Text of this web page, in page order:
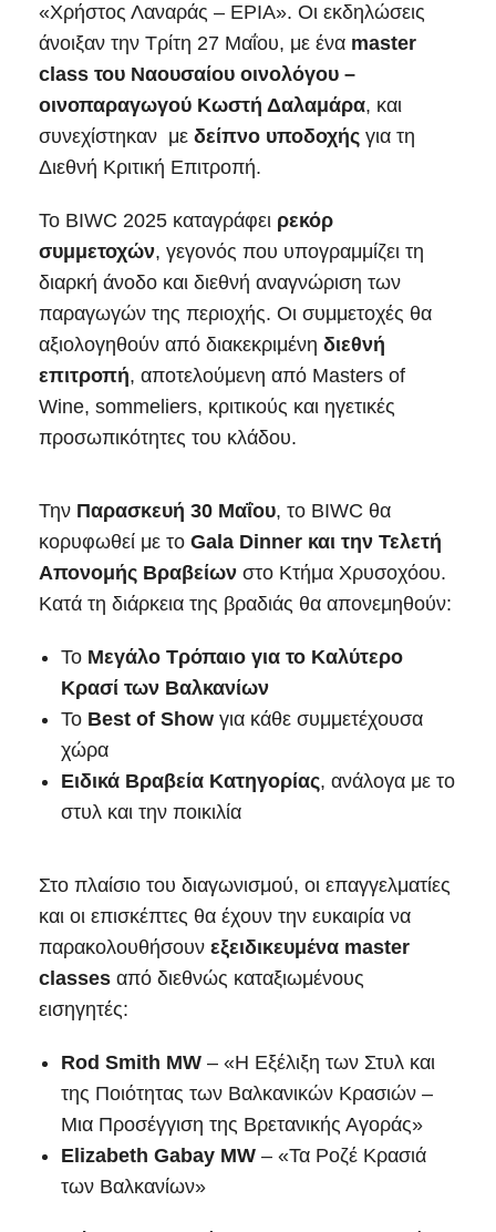
«Χρήστος Λαναράς – ΕΡΙΑ». Οι εκδηλώσεις
άνοιξαν την Τρίτη 27 Μαΐου, με ένα master
class του Ναουσαίου οινολόγου –
οινοπαραγωγού Κωστή Δαλαμάρα, και
συνεχίστηκαν με δείπνο υποδοχής για τη
Διεθνή Κριτική Επιτροπή.
Το BIWC 2025 καταγράφει ρεκόρ
συμμετοχών, γεγονός που υπογραμμίζει τη
διαρκή άνοδο και διεθνή αναγνώριση των
παραγωγών της περιοχής. Οι συμμετοχές θα
αξιολογηθούν από διακεκριμένη διεθνή
επιτροπή, αποτελούμενη από Masters of
Wine, sommeliers, κριτικούς και ηγετικές
προσωπικότητες του κλάδου.
Την Παρασκευή 30 Μαΐου, το BIWC θα
κορυφωθεί με το Gala Dinner και την Τελετή
Απονομής Βραβείων στο Κτήμα Χρυσοχόου.
Κατά τη διάρκεια της βραδιάς θα απονεμηθούν:
Το Μεγάλο Τρόπαιο για το Καλύτερο
Κρασί των Βαλκανίων
Το Best of Show για κάθε συμμετέχουσα
χώρα
Ειδικά Βραβεία Κατηγορίας, ανάλογα με το
στυλ και την ποικιλία
Στο πλαίσιο του διαγωνισμού, οι επαγγελματίες
και οι επισκέπτες θα έχουν την ευκαιρία να
παρακολουθήσουν εξειδικευμένα master
classes από διεθνώς καταξιωμένους
εισηγητές:
Rod Smith MW – «Η Εξέλιξη των Στυλ και
της Ποιότητας των Βαλκανικών Κρασιών –
Μια Προσέγγιση της Βρετανικής Αγοράς»
Elizabeth Gabay MW – «Τα Ροζέ Κρασιά
των Βαλκανίων»